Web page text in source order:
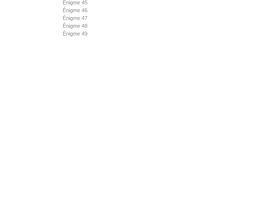
Énigme 45
Énigme 46
Énigme 47
Énigme 48
Énigme 49